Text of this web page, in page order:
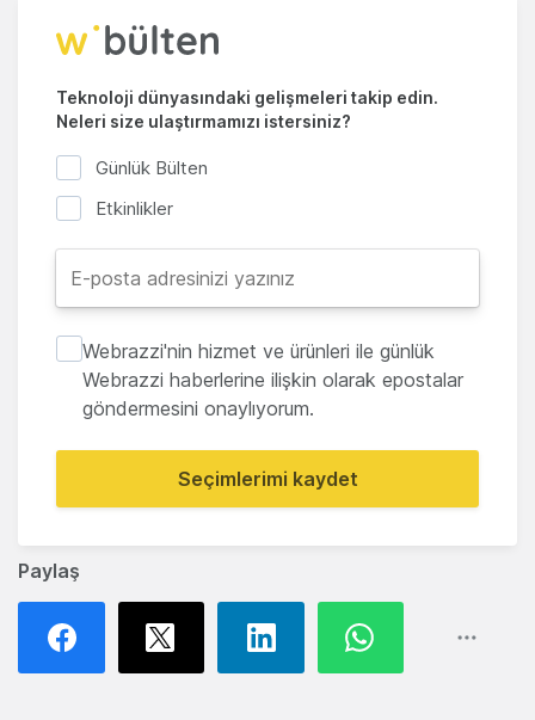
Paylaş
Teknoloji dünyasındaki gelişmeleri takip edin.
Neleri size ulaştırmamızı istersiniz?
Günlük Bülten
Etkinlikler
Webrazzi'nin hizmet ve ürünleri ile günlük
Webrazzi haberlerine ilişkin olarak epostalar
göndermesini onaylıyorum.
Seçimlerimi kaydet